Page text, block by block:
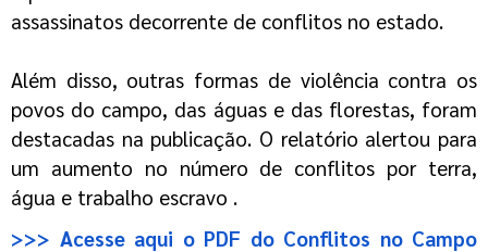
assassinatos decorrente de conflitos no estado.
Além disso, outras formas de violência contra os
povos do campo, das águas e das florestas, foram
destacadas na publicação. O relatório alertou para
um aumento no número de conflitos por terra,
água e trabalho escravo .
>>> Acesse aqui o PDF do Conflitos no Campo